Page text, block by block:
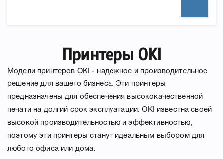
Принтеры OKI
Модели принтеров OKI - надежное и производительное
решение для вашего бизнеса. Эти принтеры
предназначены для обеспечения высококачественной
печати на долгий срок эксплуатации. OKI известна своей
высокой производительностью и эффективностью,
поэтому эти принтеры станут идеальным выбором для
любого офиса или дома.